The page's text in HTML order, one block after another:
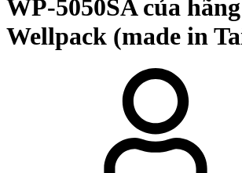
WP-5050SA của hãng
Wellpack (made in